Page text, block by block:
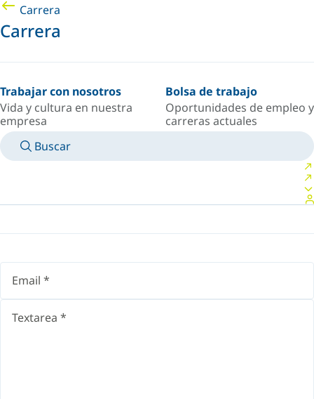
Carrera
Carrera
Trabajar con nosotros
Vida y cultura en nuestra
empresa
Bolsa de trabajo
Oportunidades de empleo y
carreras actuales
Buscar